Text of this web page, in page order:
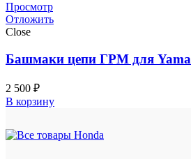
Просмотр
Отложить
Close
Башмаки цепи ГРМ для
2 500 ₽
В корзину